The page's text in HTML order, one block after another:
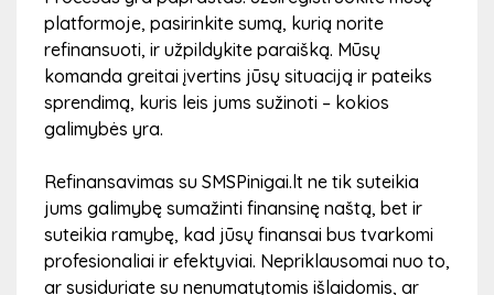
Mūsų komanda peržiūrės Jūsų paraišką
Po paraiškos pateikimo mūsų finansininkai peržiūrės
jūsų informaciją ir įvertins – ar galite gauti paskolą. Šis
procesas paprastai trunka vos kelias minutes, nes mūsų
sistema leidžia greitai įvertinti jūsų kreditingumą. Mes
stengiamės, kad kiekvienas klientas gautų greitą ir
teisingą sprendimą.
platformoje, pasirinkite sumą, kurią norite
refinansuoti, ir užpildykite paraišką. Mūsų
komanda greitai įvertins jūsų situaciją ir pateiks
sprendimą, kuris leis jums sužinoti – kokios
galimybės yra.
Refinansavimas su SMSPinigai.lt ne tik suteikia
jums galimybę sumažinti finansinę naštą, bet ir
suteikia ramybę, kad jūsų finansai bus tvarkomi
profesionaliai ir efektyviai. Nepriklausomai nuo to,
ar susiduriate su nenumatytomis išlaidomis, ar